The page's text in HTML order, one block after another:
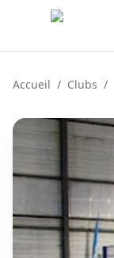
Accueil / Clubs /